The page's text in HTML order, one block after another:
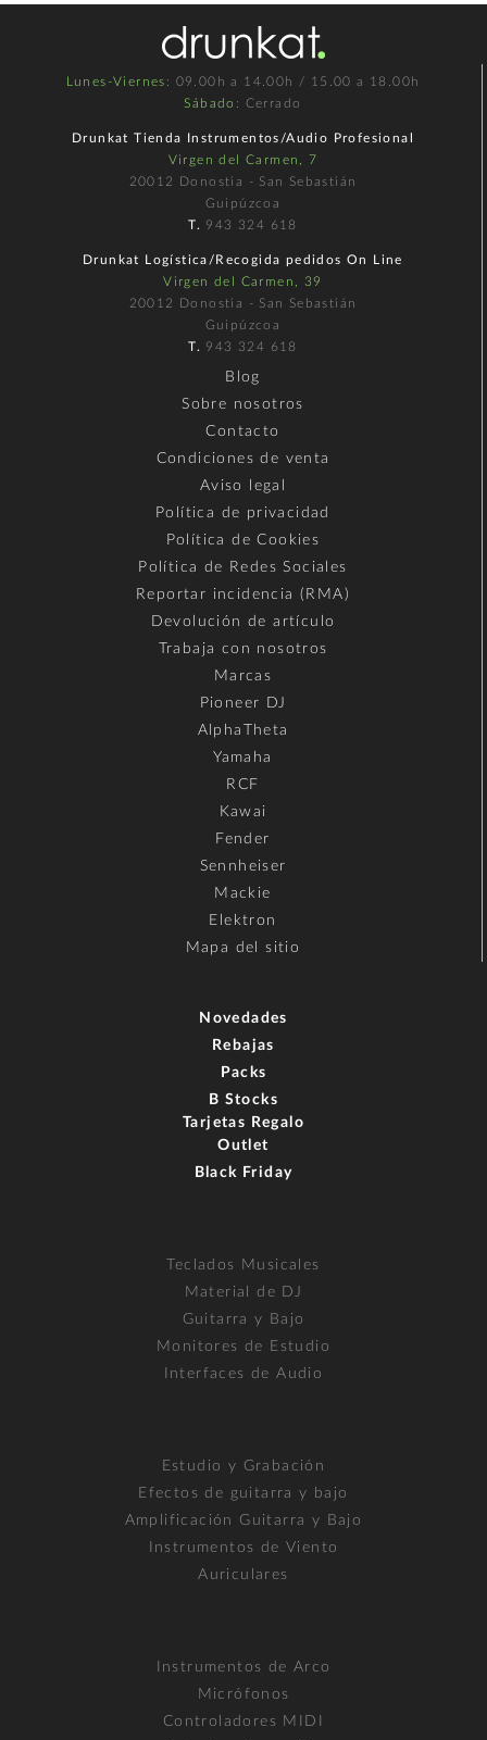
Lunes-Viernes : 09.00h a 14.00h / 15.00 a 18.00h
Sábado : Cerrado
Drunkat Tienda Instrumentos/Audio Profesional
Virgen del Carmen, 7
20012 Donostia - San Sebastián
Guipúzcoa
T. 943 324 618
Drunkat Logística/Recogida pedidos On Line
Virgen del Carmen, 39
20012 Donostia - San Sebastián
Guipúzcoa
T. 943 324 618
Blog
Sobre nosotros
Contacto
Condiciones de venta
Aviso legal
Política de privacidad
Política de Cookies
Política de Redes Sociales
Reportar incidencia (RMA)
Devolución de artículo
Trabaja con nosotros
Marcas
Pioneer DJ
AlphaTheta
Yamaha
RCF
Kawai
Fender
Sennheiser
Mackie
Elektron
Mapa del sitio
Novedades
Rebajas
Packs
B Stocks
Tarjetas Regalo
Outlet
Black Friday
Teclados Musicales
Material de DJ
Guitarra y Bajo
Monitores de Estudio
Interfaces de Audio
Estudio y Grabación
Efectos de guitarra y bajo
Amplificación Guitarra y Bajo
Instrumentos de Viento
Auriculares
Instrumentos de Arco
Micrófonos
Controladores MIDI